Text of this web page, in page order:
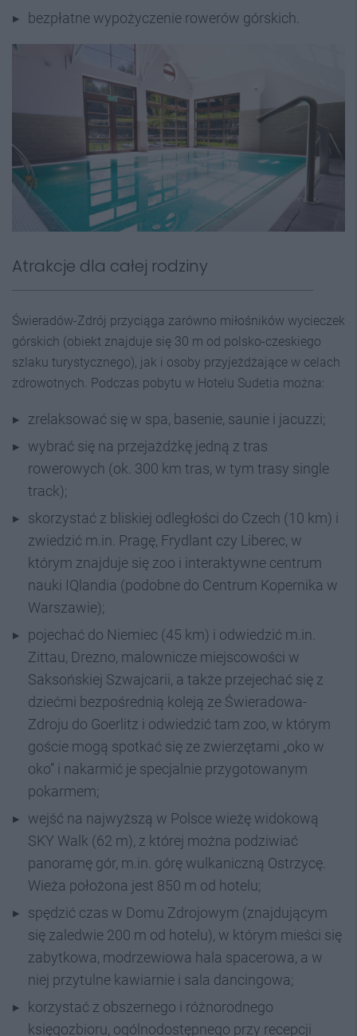
bezpłatne wypożyczenie rowerów górskich.
Atrakcje dla całej rodziny
Świeradów-Zdrój przyciąga zarówno miłośników wycieczek
górskich (obiekt znajduje się 30 m od polsko-czeskiego
szlaku turystycznego), jak i osoby przyjeżdżające w celach
zdrowotnych. Podczas pobytu w Hotelu Sudetia można:
zrelaksować się w spa, basenie, saunie i jacuzzi;
wybrać się na przejażdżkę jedną z tras
rowerowych (ok. 300 km tras, w tym trasy single
track);
skorzystać z bliskiej odległości do Czech (10 km) i
zwiedzić m.in. Pragę, Frydlant czy Liberec, w
którym znajduje się zoo i interaktywne centrum
nauki IQlandia (podobne do Centrum Kopernika w
Warszawie);
pojechać do Niemiec (45 km) i odwiedzić m.in.
Zittau, Drezno, malownicze miejscowości w
Saksońskiej Szwajcarii, a także przejechać się z
dziećmi bezpośrednią koleją ze Świeradowa-
Zdroju do Goerlitz i odwiedzić tam zoo, w którym
goście mogą spotkać się ze zwierzętami „oko w
oko” i nakarmić je specjalnie przygotowanym
pokarmem;
wejść na najwyższą w Polsce wieżę widokową
SKY Walk (62 m), z której można podziwiać
panoramę gór, m.in. górę wulkaniczną Ostrzycę.
Wieża położona jest 850 m od hotelu;
spędzić czas w Domu Zdrojowym (znajdującym
się zaledwie 200 m od hotelu), w którym mieści się
zabytkowa, modrzewiowa hala spacerowa, a w
niej przytulne kawiarnie i sala dancingowa;
korzystać z obszernego i różnorodnego
księgozbioru, ogólnodostępnego przy recepcji